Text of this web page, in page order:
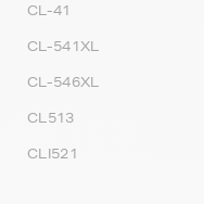
CL-41
CL-541XL
CL-546XL
CL513
CLI521